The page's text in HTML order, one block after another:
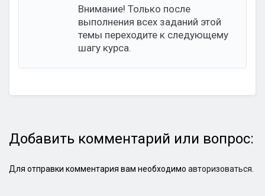
Внимание! Только после
выполнения всех заданий этой
темы переходите к следующему
шагу курса.
Добавить комментарий или вопрос:
Для отправки комментария вам необходимо авторизоваться